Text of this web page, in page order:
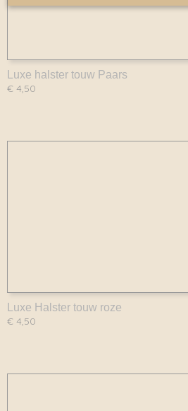
Luxe halster touw Paars
€ 4,50
Luxe Halster touw roze
€ 4,50